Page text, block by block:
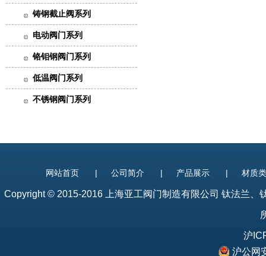
铸钢截止阀系列
电动阀门系列
铬钼钢阀门系列
低温阀门系列
不锈钢阀门系列
网站首页 | 公司简介 | 产品展示 | 材质
Copyright © 2015-2016 上海亚工阀门制造有限公司 钛法兰
沪
沪公网